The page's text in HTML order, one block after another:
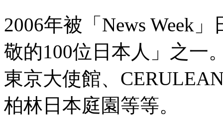
2006年被「News Week
敬的100位日本人」之一
東京大使館、
柏林日本庭園等等。